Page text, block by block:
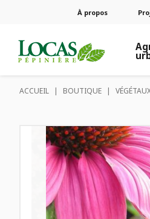
À propos
ACCUEIL | BOUTIQUE |